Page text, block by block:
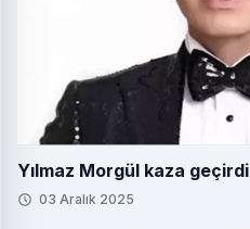
Yılmaz Morgül kaza geçirdi
03 Aralık 2025